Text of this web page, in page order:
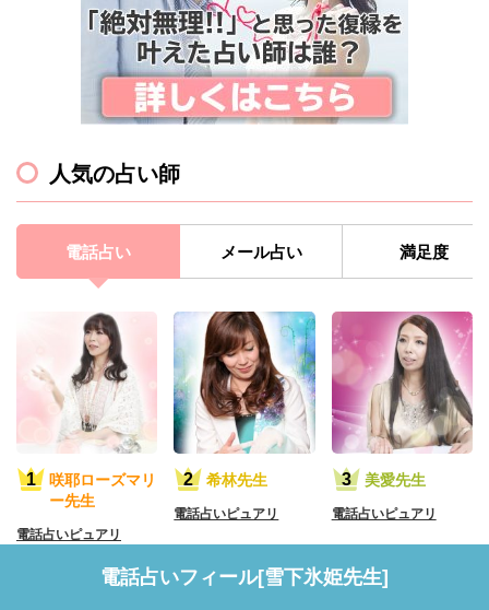
電話占いフィール[雪下氷姫先生]
人気の占い師
電話占い メール占い 満足度
咲耶ローズマリ
ー先生
電話占いピュアリ
希林先生
電話占いピュアリ
美愛先生
電話占いピュアリ